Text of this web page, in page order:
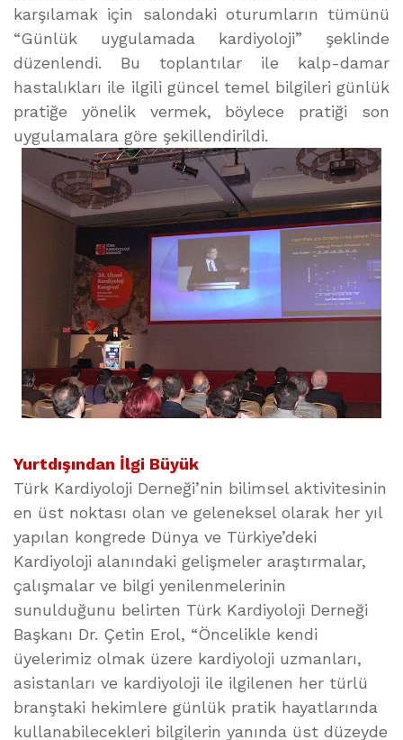
karşılamak için salondaki oturumların tümünü
“Günlük uygulamada kardiyoloji” şeklinde
düzenlendi. Bu toplantılar ile kalp-damar
hastalıkları ile ilgili güncel temel bilgileri günlük
pratiğe yönelik vermek, böylece pratiği son
uygulamalara göre şekillendirildi.
Yurtdışından İlgi Büyük
Türk Kardiyoloji Derneği’nin bilimsel aktivitesinin
en üst noktası olan ve geleneksel olarak her yıl
yapılan kongrede Dünya ve Türkiye’deki
Kardiyoloji alanındaki gelişmeler araştırmalar,
çalışmalar ve bilgi yenilenmelerinin
sunulduğunu belirten Türk Kardiyoloji Derneği
Başkanı Dr. Çetin Erol, “Öncelikle kendi
üyelerimiz olmak üzere kardiyoloji uzmanları,
asistanları ve kardiyoloji ile ilgilenen her türlü
branştaki hekimlere günlük pratik hayatlarında
kullanabilecekleri bilgilerin yanında üst düzeyde